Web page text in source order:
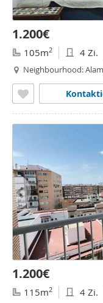
1.200€
105m2 4 Zi.
Neighbourhood:
1.200€
115m2 4 Zi.